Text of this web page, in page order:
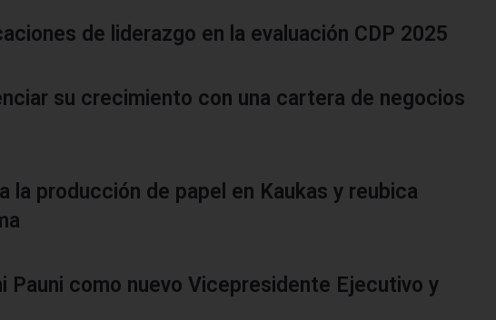
de liderazgo en la evaluación CDP 2025
su crecimiento con una cartera de negocios
la producción de papel en Kaukas y reubica
Pauni como nuevo Vicepresidente Ejecutivo y